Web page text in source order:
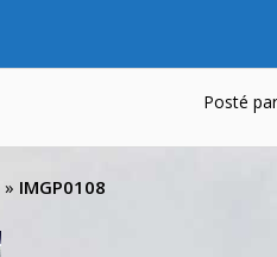
Posté
» IMGP0108